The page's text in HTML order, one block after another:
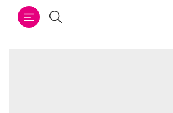
Cercar